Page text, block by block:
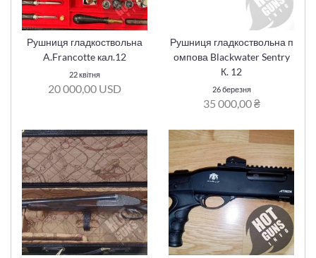
Рушниця гладкоствольна
A.Francotte кал.12
22 квітня
20 000,00 USD
Рушниця гладкоствольна п
омпова Blackwater Sentry
К. 12
26 березня
35 000,00 ₴